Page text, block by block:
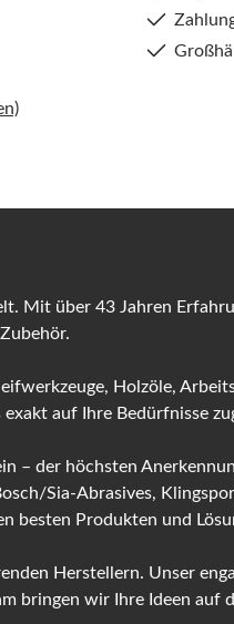
Mit über 43 Jahren
Holzöle,
auf Ihre Bedürfnisse
– der höchsten
Sia-Abrasives,
besten Produkten und
Herstellern. Unser
bringen wir Ihre Ideen auf